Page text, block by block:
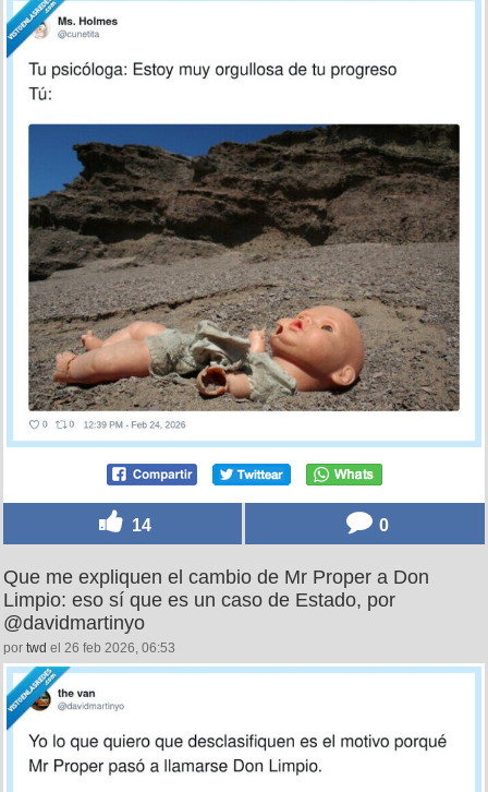
14 0
Que me expliquen el cambio de Mr Proper a Don
Limpio: eso sí que es un caso de Estado, por
@davidmartinyo
por twd el 26 feb 2026, 06:53